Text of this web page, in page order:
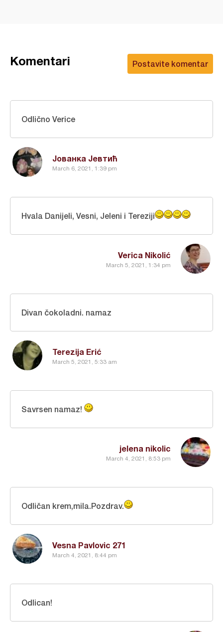
Postavite komentar
Komentari
Јованка Јевтић
March 6, 2021, 1:39 pm
Odlično Verice
Verica Nikolić
March 5, 2021, 1:34 pm
Hvala Danijeli, Vesni, Jeleni i Tereziji
Terezija Erić
March 5, 2021, 5:33 am
Divan čokoladni. namaz
jelena nikolic
March 4, 2021, 8:53 pm
Savrsen namaz!
Vesna Pavlovic 271
March 4, 2021, 8:44 pm
Odličan krem,mila.Pozdrav.
Odlican!